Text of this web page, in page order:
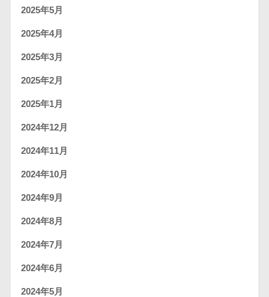
2025年5月
2025年4月
2025年3月
2025年2月
2025年1月
2024年12月
2024年11月
2024年10月
2024年9月
2024年8月
2024年7月
2024年6月
2024年5月